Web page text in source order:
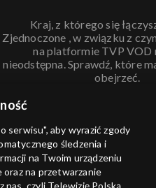
Kraj, z którego się
Zjednoczone , w związku z
na platformie TVP VOD
nieodstępna. Sprawdź, które
obejrzeć.
ANULUJ
serwisu", aby wyrazić zgody
śledzenia i
na Twoim urządzeniu
na przetwarzanie
czyli Telewizję Polską